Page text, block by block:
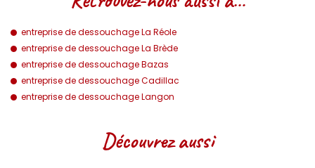
entreprise de dessouchage La Réole
entreprise de dessouchage La Brède
entreprise de dessouchage Bazas
entreprise de dessouchage Cadillac
entreprise de dessouchage Langon
Découvrez aussi